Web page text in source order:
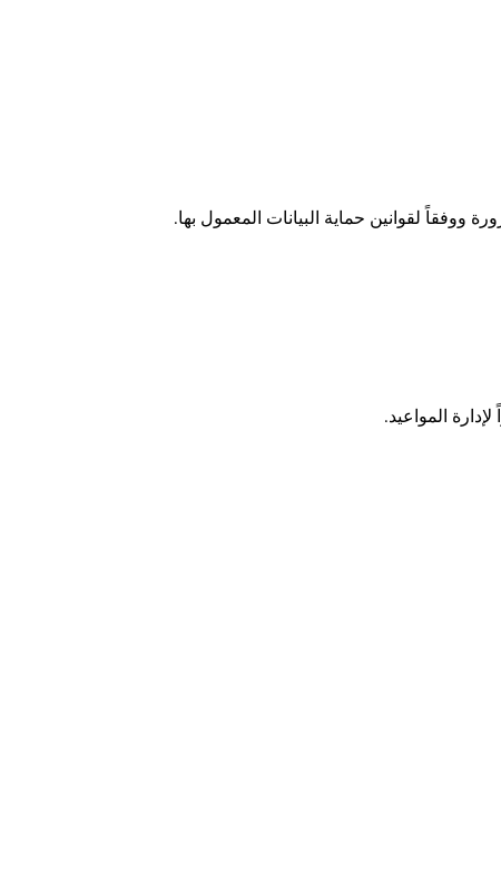
ووفقاً لقوانين حماية البيانات المعمول بها.
المواعيد.